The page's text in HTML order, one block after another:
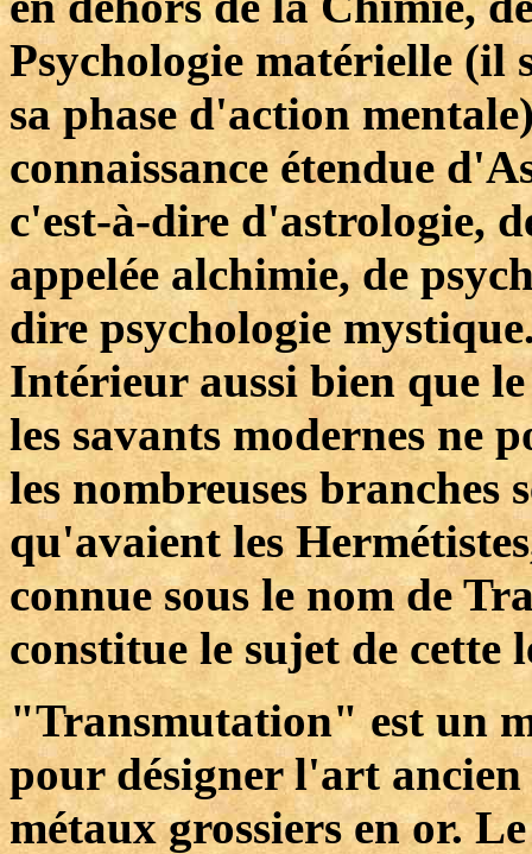
Psychologie matérielle (il
sa phase d'action
connaissance étendue
c'est-à-dire d'astrologie,
appelée alchimie, de
dire psychologie
Intérieur aussi bien que
les savants modernes ne
les nombreuses branches
qu'avaient les
connue sous le nom de
constitue le sujet de cette
"Transmutation" est un
pour désigner l'art
métaux grossiers en or.